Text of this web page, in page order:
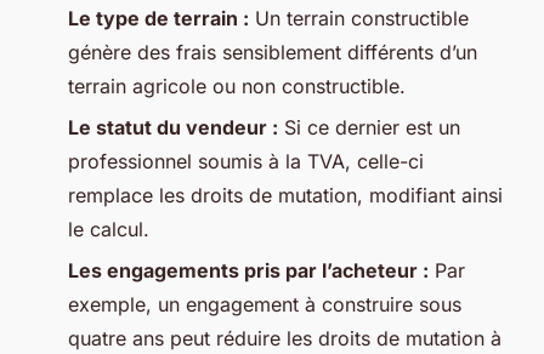
Le type de terrain : Un terrain constructible
génère des frais sensiblement différents d’un
terrain agricole ou non constructible.
Le statut du vendeur : Si ce dernier est un
professionnel soumis à la TVA, celle-ci
remplace les droits de mutation, modifiant ainsi
le calcul.
Les engagements pris par l’acheteur : Par
exemple, un engagement à construire sous
quatre ans peut réduire les droits de mutation à